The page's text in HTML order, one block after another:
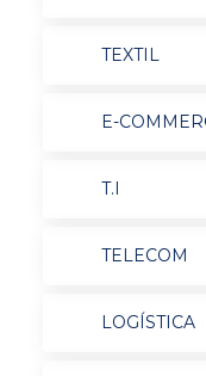
TEXTIL
E-
T.I
TELECOM
LOGÍSTICA